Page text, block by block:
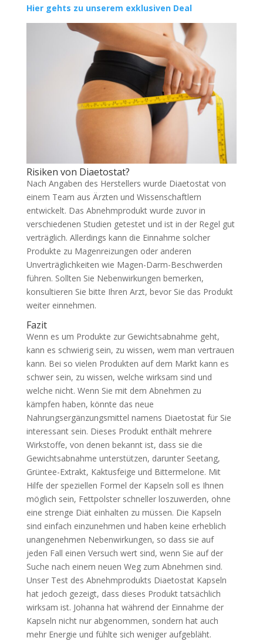
Hier gehts zu unserem exklusiven Deal
Risiken von Diaetostat?
Nach Angaben des Herstellers wurde Diaetostat von
einem Team aus Ärzten und Wissenschaftlern
entwickelt. Das Abnehmprodukt wurde zuvor in
verschiedenen Studien getestet und ist in der Regel gut
verträglich. Allerdings kann die Einnahme solcher
Produkte zu Magenreizungen oder anderen
Unverträglichkeiten wie Magen-Darm-Beschwerden
führen. Sollten Sie Nebenwirkungen bemerken,
konsultieren Sie bitte Ihren Arzt, bevor Sie das Produkt
weiter einnehmen.
Fazit
Wenn es um Produkte zur Gewichtsabnahme geht,
kann es schwierig sein, zu wissen, wem man vertrauen
kann. Bei so vielen Produkten auf dem Markt kann es
schwer sein, zu wissen, welche wirksam sind und
welche nicht. Wenn Sie mit dem Abnehmen zu
kämpfen haben, könnte das neue
Nahrungsergänzungsmittel namens Diaetostat für Sie
interessant sein. Dieses Produkt enthält mehrere
Wirkstoffe, von denen bekannt ist, dass sie die
Gewichtsabnahme unterstützen, darunter Seetang,
Grüntee-Extrakt, Kaktusfeige und Bittermelone. Mit
Hilfe der speziellen Formel der Kapseln soll es Ihnen
möglich sein, Fettpolster schneller loszuwerden, ohne
eine strenge Diät einhalten zu müssen. Die Kapseln
sind einfach einzunehmen und haben keine erheblich
unangenehmen Nebenwirkungen, so dass sie auf
jeden Fall einen Versuch wert sind, wenn Sie auf der
Suche nach einem neuen Weg zum Abnehmen sind.
Unser Test des Abnehmprodukts Diaetostat Kapseln
hat jedoch gezeigt, dass dieses Produkt tatsächlich
wirksam ist. Johanna hat während der Einnahme der
Kapseln nicht nur abgenommen, sondern hat auch
mehr Energie und fühlte sich weniger aufgebläht.